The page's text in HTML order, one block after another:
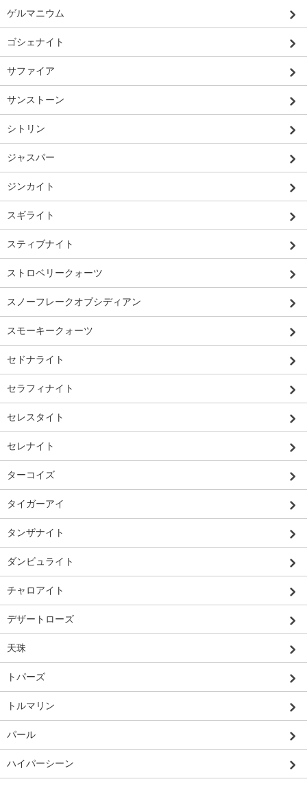
ゲルマニウム
ゴシェナイト
サファイア
サンストーン
シトリン
ジャスパー
ジンカイト
スギライト
スティブナイト
ストロベリークォーツ
スノーフレークオブシディアン
スモーキークォーツ
セドナライト
セラフィナイト
セレスタイト
セレナイト
ターコイズ
タイガーアイ
タンザナイト
ダンビュライト
チャロアイト
デザートローズ
天珠
トパーズ
トルマリン
パール
ハイパーシーン